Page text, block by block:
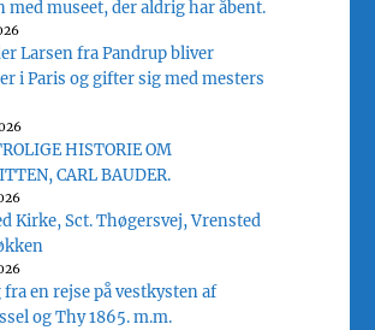
med museet, der aldrig har åbent.
Larsen fra Pandrup bliver
i Paris og gifter sig med mesters
HISTORIE OM
CARL BAUDER.
Kirke, Sct. Thøgersvej, Vrensted
fra en rejse på vestkysten af
og Thy 1865. m.m.